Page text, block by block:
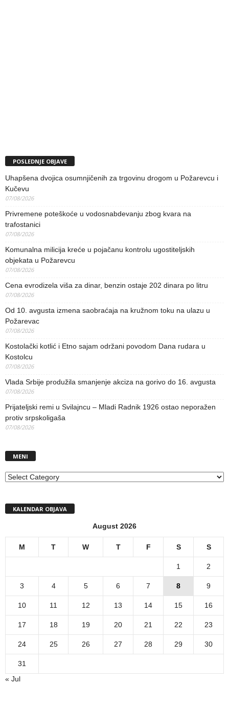
POSLEDNJE OBJAVE
Uhapšena dvojica osumnjičenih za trgovinu drogom u Požarevcu i
Kučevu
07/08/2026
Privremene poteškoće u vodosnabdevanju zbog kvara na
trafostanici
07/08/2026
Komunalna milicija kreće u pojačanu kontrolu ugostiteljskih
objekata u Požarevcu
07/08/2026
Cena evrodizela viša za dinar, benzin ostaje 202 dinara po litru
07/08/2026
Od 10. avgusta izmena saobraćaja na kružnom toku na ulazu u
Požarevac
07/08/2026
Kostolački kotlić i Etno sajam održani povodom Dana rudara u
Kostolcu
07/08/2026
Vlada Srbije produžila smanjenje akciza na gorivo do 16. avgusta
07/08/2026
Prijateljski remi u Svilajncu – Mladi Radnik 1926 ostao neporažen
protiv srpskoligaša
07/08/2026
MENI
MENI
KALENDAR OBJAVA
August 2026
M T W T F S S
1 2
3 4 5 6 7 8 9
10 11 12 13 14 15 16
17 18 19 20 21 22 23
24 25 26 27 28 29 30
31
« Jul